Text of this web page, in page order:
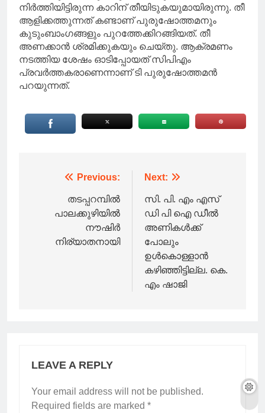
നിർത്തിയിട്ടിരുന്ന കാറിന് തീയിടുകയുമായിരുന്നു. തീ
ആളിക്കത്തുന്നത് കണ്ടാണ് പുരുഷോത്തമനും
കുടുംബാം​ഗങ്ങളും പുറത്തേക്കിറങ്ങിയത്. തീ
അണക്കാൻ ശ്രമിക്കുകയും ചെയ്തു. ആക്രമണം
നടത്തിയ ശേഷം ഓടിപ്പോയത് സിപിഎം
പ്രവർത്തകരാണെന്നാണ് ടി പുരുഷോത്തമൻ
പറയുന്നത്.
navigation
Previous:
തടപ്പറമ്പിൽ
പാലക്കുഴിയിൽ
നൗഷിർ
നിര്യാതനായി
Next:
സി. പി. എം എസ്
ഡി പി ഐ ഡീൽ
അണികൾക്ക്
പോലും
ഉൾകൊള്ളാൻ
കഴിഞ്ഞിട്ടില്ല. കെ.
എം ഷാജി
LEAVE A REPLY
Your email address will not be published.
Required fields are marked *